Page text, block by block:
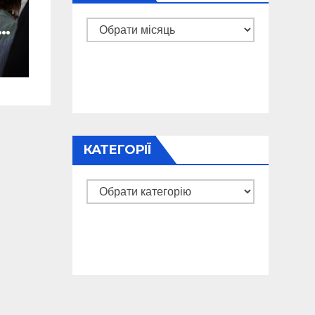
Архіви
КАТЕГОРІЇ
Категорії